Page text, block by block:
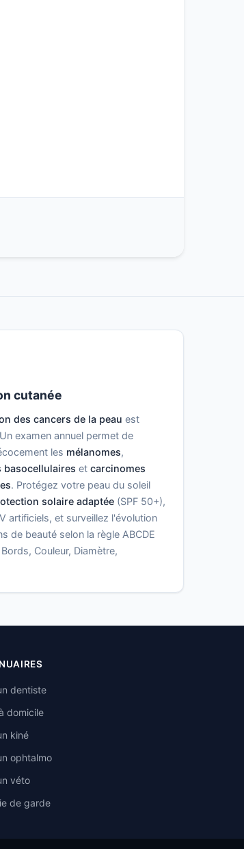
cutanée
des cancers de la peau est
examen annuel permet de
les mélanomes,
basocellulaires et carcinomes
. Protégez votre peau du soleil
solaire adaptée(SPF 50+),
artificiels, et surveillez l'évolution
de beauté selon la règle ABCDE
Couleur, Diamètre,
dentiste
domicile
kiné
ophtalmo
véto
de garde